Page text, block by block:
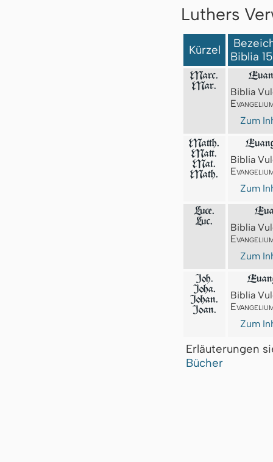
Luthers
Kürzel
Biblia
Marc.
Mar.
Biblia
Zum
Matth.
Matt.
Mat.
Math.
Biblia
Zum
Luce.
Luc.
Biblia
Zum
Joh.
Joha.
Johan.
Joan.
Biblia
Zum
Erläuterungen
Bücher